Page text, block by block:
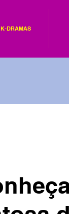
K-DRAMAS